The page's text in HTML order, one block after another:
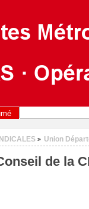
> Union
de la